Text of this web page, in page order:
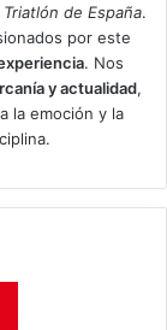
de España.
por este
. Nos
y actualidad,
la emoción y la